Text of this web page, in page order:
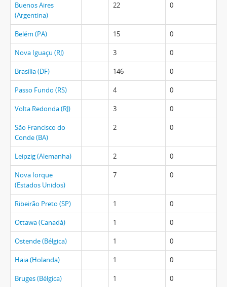
Buenos Aires
(Argentina)
22 0
Belém (PA) 15 0
Nova Iguaçu (RJ) 3 0
Brasília (DF) 146 0
Passo Fundo (RS) 4 0
Volta Redonda (RJ) 3 0
São Francisco do
Conde (BA)
2 0
Leipzig (Alemanha) 2 0
Nova Iorque
(Estados Unidos)
7 0
Ribeirão Preto (SP) 1 0
Ottawa (Canadá) 1 0
Ostende (Bélgica) 1 0
Haia (Holanda) 1 0
Bruges (Bélgica) 1 0